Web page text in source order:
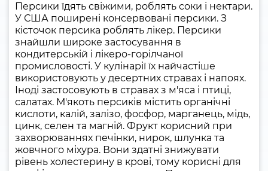
Персики їдять свіжими, роблять соки і нектари.
У США поширені консервовані персики. З
кісточок персика роблять лікер. Персики
знайшли широке застосування в
кондитерській і лікеро-горілчаної
промисловості. У кулінарії їх найчастіше
використовують у десертних стравах і напоях.
Іноді застосовують в стравах з м'яса і птиці,
салатах. М'якоть персиків містить органічні
кислоти, калій, залізо, фосфор, марганець, мідь,
цинк, селен та магній. Фрукт корисний при
захворюваннях печінки, нирок, шлунка та
жовчного міхура. Вони здатні знижувати
рівень холестерину в крові, тому корисні для